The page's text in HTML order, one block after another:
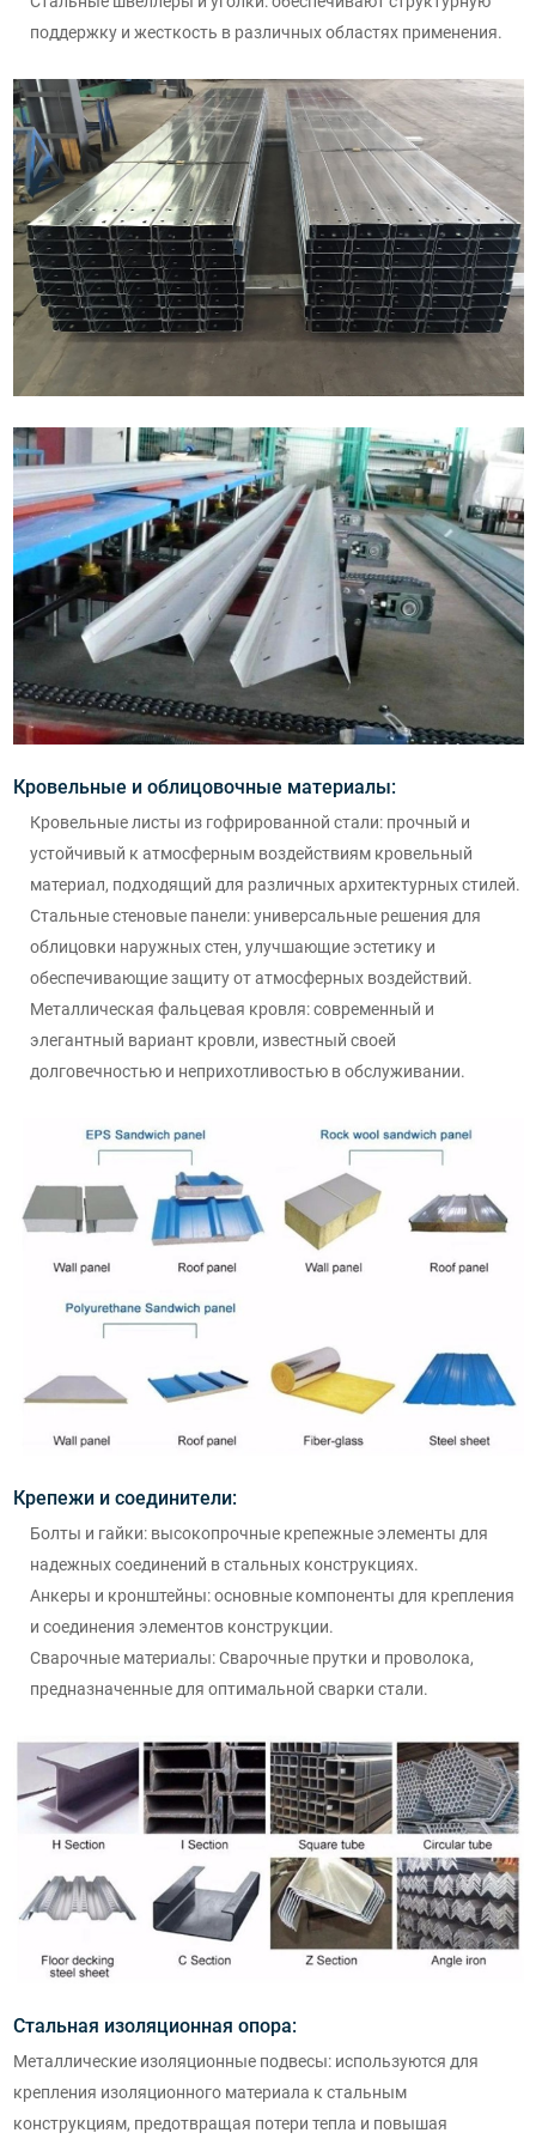
поддержку и жесткость в различных областях применения.
Кровельные и облицовочные материалы:
Кровельные листы из гофрированной стали: прочный и
устойчивый к атмосферным воздействиям кровельный
материал, подходящий для различных архитектурных стилей.
Стальные стеновые панели: универсальные решения для
облицовки наружных стен, улучшающие эстетику и
обеспечивающие защиту от атмосферных воздействий.
Металлическая фальцевая кровля: современный и
элегантный вариант кровли, известный своей
долговечностью и неприхотливостью в обслуживании.
Крепежи и соединители:
Болты и гайки: высокопрочные крепежные элементы для
надежных соединений в стальных конструкциях.
Анкеры и кронштейны: основные компоненты для крепления
и соединения элементов конструкции.
Сварочные материалы: Сварочные прутки и проволока,
предназначенные для оптимальной сварки стали.
Стальная изоляционная опора:
Металлические изоляционные подвесы: используются для
крепления изоляционного материала к стальным
конструкциям, предотвращая потери тепла и повышая